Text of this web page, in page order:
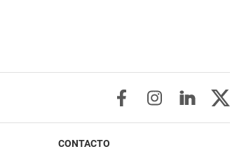
CONTACTO